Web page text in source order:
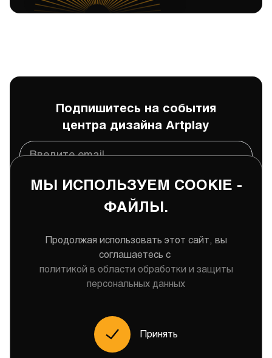
Меню
Подпишитесь на события
центра дизайна Artplay
персональных данных
2026 Центр дизайна Artplay © Все права защищены
Политика конфиденциальности
МЫ ИСПОЛЬЗУЕМ COOKIE -
ФАЙЛЫ.
Продолжая использовать этот сайт, вы
соглашаетесь с
политикой в области обработки и защиты
персональных данных
Принять